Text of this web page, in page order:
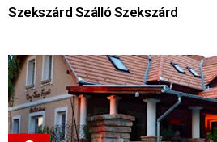
Szekszárd Szálló Szekszárd